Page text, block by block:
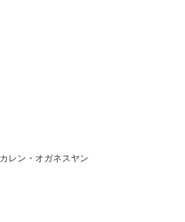
カレン・オガネスヤン